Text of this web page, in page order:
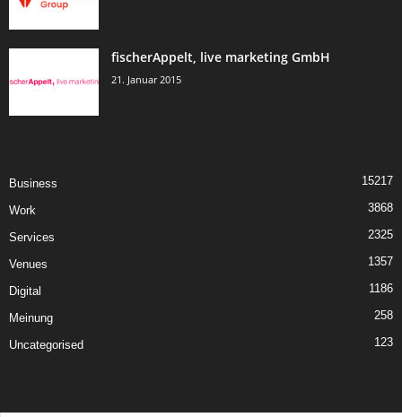
fischerAppelt, live marketing GmbH
21. Januar 2015
Business 15217
Work 3868
Services 2325
Venues 1357
Digital 1186
Meinung 258
Uncategorised 123